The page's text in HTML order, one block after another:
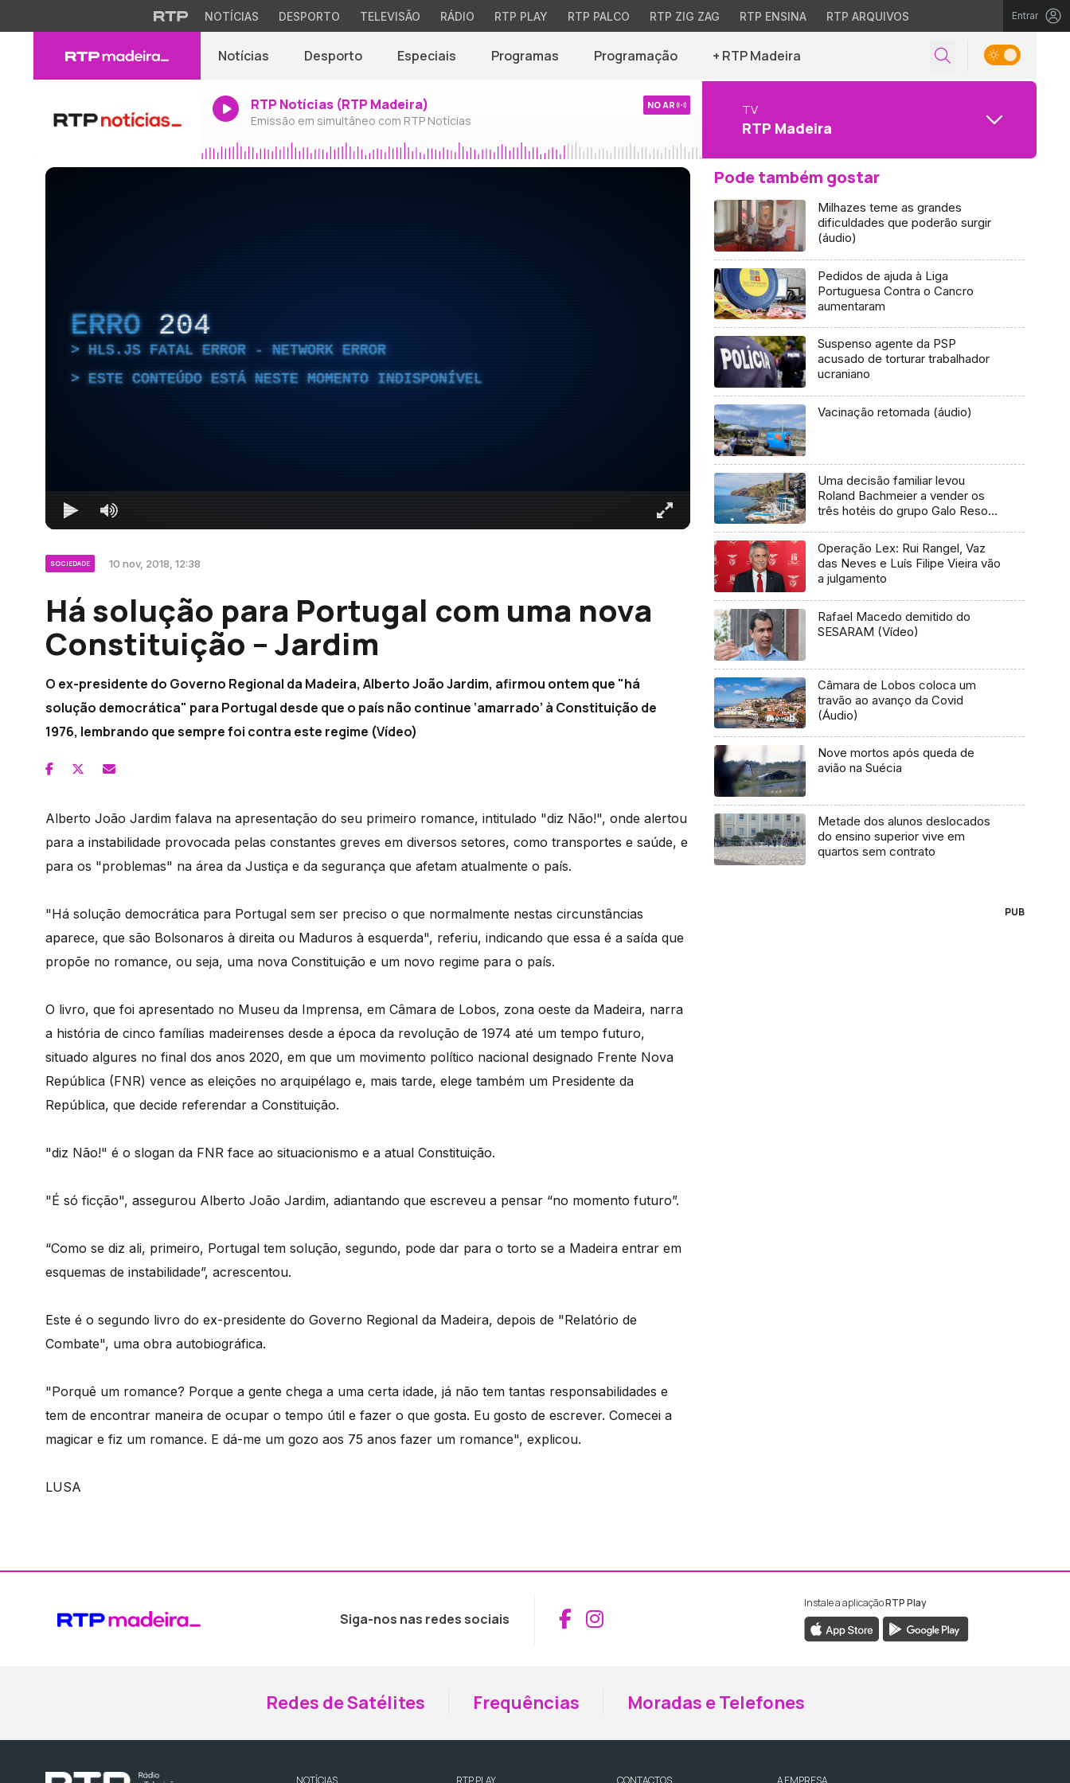
NOTÍCIAS DESPORTO TELEVISÃO RÁDIO RTP PLAY RTP PALCO RTP ZIG ZAG RTP ENSINA RTP ARQUIVOS Entrar
Notícias Desporto Especiais Programas Programação + RTP Madeira
RTP Notícias (RTP Madeira)
Emissão em simultâneo com RTP Notícias
NO AR TV
RTP Madeira
ERRO 204
HLS.JS FATAL ERROR - NETWORK ERROR
ESTE CONTEÚDO ESTÁ NESTE MOMENTO INDISPONÍVEL
SOCIEDADE 10 nov, 2018, 12:38
Há solução para Portugal com uma nova
Constituição – Jardim
O ex-presidente do Governo Regional da Madeira, Alberto João Jardim, afirmou ontem que "há
solução democrática" para Portugal desde que o país não continue ‘amarrado’ à Constituição de
1976, lembrando que sempre foi contra este regime (Vídeo)
Alberto João Jardim falava na apresentação do seu primeiro romance, intitulado "diz Não!", onde alertou
para a instabilidade provocada pelas constantes greves em diversos setores, como transportes e saúde, e
para os "problemas" na área da Justiça e da segurança que afetam atualmente o país.
"Há solução democrática para Portugal sem ser preciso o que normalmente nestas circunstâncias
aparece, que são Bolsonaros à direita ou Maduros à esquerda", referiu, indicando que essa é a saída que
propõe no romance, ou seja, uma nova Constituição e um novo regime para o país.
O livro, que foi apresentado no Museu da Imprensa, em Câmara de Lobos, zona oeste da Madeira, narra
a história de cinco famílias madeirenses desde a época da revolução de 1974 até um tempo futuro,
situado algures no final dos anos 2020, em que um movimento político nacional designado Frente Nova
República (FNR) vence as eleições no arquipélago e, mais tarde, elege também um Presidente da
República, que decide referendar a Constituição.
"diz Não!" é o slogan da FNR face ao situacionismo e a atual Constituição.
"É só ficção", assegurou Alberto João Jardim, adiantando que escreveu a pensar “no momento futuro”.
“Como se diz ali, primeiro, Portugal tem solução, segundo, pode dar para o torto se a Madeira entrar em
esquemas de instabilidade”, acrescentou.
Este é o segundo livro do ex-presidente do Governo Regional da Madeira, depois de "Relatório de
Combate", uma obra autobiográfica.
"Porquê um romance? Porque a gente chega a uma certa idade, já não tem tantas responsabilidades e
tem de encontrar maneira de ocupar o tempo útil e fazer o que gosta. Eu gosto de escrever. Comecei a
magicar e fiz um romance. E dá-me um gozo aos 75 anos fazer um romance", explicou.
LUSA
Pode também gostar
Milhazes teme as grandes
dificuldades que poderão surgir
(áudio)
Pedidos de ajuda à Liga
Portuguesa Contra o Cancro
aumentaram
Suspenso agente da PSP
acusado de torturar trabalhador
ucraniano
Vacinação retomada (áudio)
Uma decisão familiar levou
Roland Bachmeier a vender os
três hotéis do grupo Galo Resort
Operação Lex: Rui Rangel, Vaz
das Neves e Luís Filipe Vieira vão
a julgamento
Rafael Macedo demitido do
SESARAM (Vídeo)
Câmara de Lobos coloca um
travão ao avanço da Covid
(Áudio)
Nove mortos após queda de
avião na Suécia
Metade dos alunos deslocados
do ensino superior vive em
quartos sem contrato
PUB
Siga-nos nas redes sociais Aceder ao Facebook da RTP Madeira
Aceder ao Instagram da RTP Madeira
Instale a aplicaçãoRTP Play
Redes de Satélites Frequências Moradas e Telefones
NOTÍCIAS RTP PLAY CONTACTOS A EMPRESA